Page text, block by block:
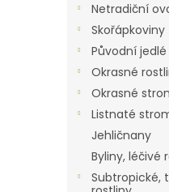
Netradiční
Skořápkoviny
Původní
Okrasné
Okrasné
Listnaté
Jehličnany
Byliny, léčivé
Subtropické,